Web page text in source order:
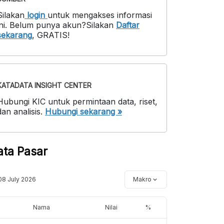
login untuk mengakses informasi
. Belum punya akun?Silakan Daftar
, GRATIS!
INSIGHT CENTER
KIC untuk permintaan data, riset,
analisis. Hubungi sekarang »
Pasar
July 2026 Makro
Nama Nilai %